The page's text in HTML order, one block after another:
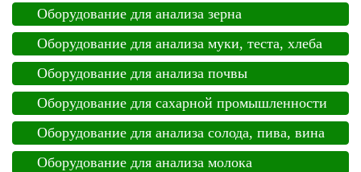
Оборудование для анализа зерна
Оборудование для анализа муки, теста, хлеба
Оборудование для анализа почвы
Оборудование для сахарной промышленности
Оборудование для анализа солода, пива, вина
Оборудование для анализа молока